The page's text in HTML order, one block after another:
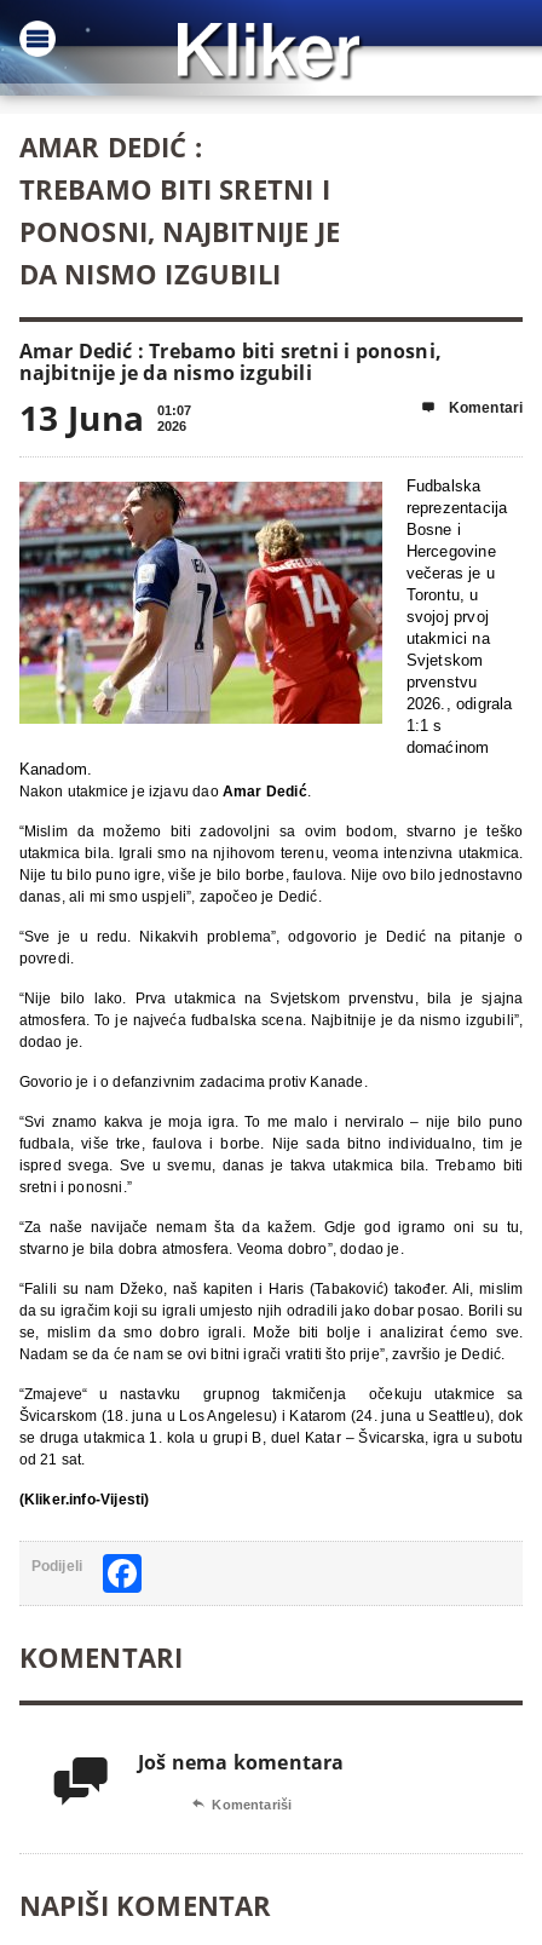
AMAR DEDIĆ :
TREBAMO BITI SRETNI I
PONOSNI, NAJBITNIJE JE
DA NISMO IZGUBILI
Amar Dedić : Trebamo biti sretni i ponosni,
najbitnije je da nismo izgubili
13 Juna
01:07
2026
 Komentari
Fudbalska
reprezentacija
Bosne i
Hercegovine
večeras je u
Torontu, u
svojoj prvoj
utakmici na
Svjetskom
prvenstvu
2026., odigrala
1:1 s
domaćinom
Kanadom.
Nakon utakmice je izjavu dao Amar Dedić.
“Mislim da možemo biti zadovoljni sa ovim bodom, stvarno je teško
utakmica bila. Igrali smo na njihovom terenu, veoma intenzivna utakmica.
Nije tu bilo puno igre, više je bilo borbe, faulova. Nije ovo bilo jednostavno
danas, ali mi smo uspjeli”, započeo je Dedić.
“Sve je u redu. Nikakvih problema”, odgovorio je Dedić na pitanje o
povredi.
“Nije bilo lako. Prva utakmica na Svjetskom prvenstvu, bila je sjajna
atmosfera. To je najveća fudbalska scena. Najbitnije je da nismo izgubili”,
dodao je.
Govorio je i o defanzivnim zadacima protiv Kanade.
“Svi znamo kakva je moja igra. To me malo i nerviralo – nije bilo puno
fudbala, više trke, faulova i borbe. Nije sada bitno individualno, tim je
ispred svega. Sve u svemu, danas je takva utakmica bila. Trebamo biti
sretni i ponosni.”
“Za naše navijače nemam šta da kažem. Gdje god igramo oni su tu,
stvarno je bila dobra atmosfera. Veoma dobro”, dodao je.
“Falili su nam Džeko, naš kapiten i Haris (Tabaković) također. Ali, mislim
da su igračim koji su igrali umjesto njih odradili jako dobar posao. Borili su
se, mislim da smo dobro igrali. Može biti bolje i analizirat ćemo sve.
Nadam se da će nam se ovi bitni igrači vratiti što prije”, završio je Dedić.
“Zmajeve“ u nastavku grupnog takmičenja očekuju utakmice sa
Švicarskom (18. juna u Los Angelesu) i Katarom (24. juna u Seattleu), dok
se druga utakmica 1. kola u grupi B, duel Katar – Švicarska, igra u subotu
od 21 sat.
(Kliker.info-Vijesti)
Podijeli
KOMENTARI
 Još nema komentara
 Komentariši
NAPIŠI KOMENTAR